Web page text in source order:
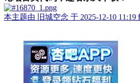
本主题由 旧城空念 于 2025-12-10 11:19